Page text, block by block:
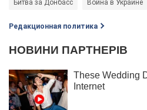
Битва за Донбасс Война в Украине
Редакционная политика